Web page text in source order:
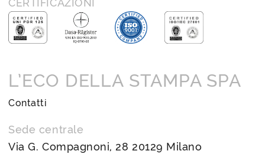
CERTIFICAZIONI
L’ECO DELLA STAMPA SPA
Contatti
Sede centrale
Via G. Compagnoni, 28 20129 Milano